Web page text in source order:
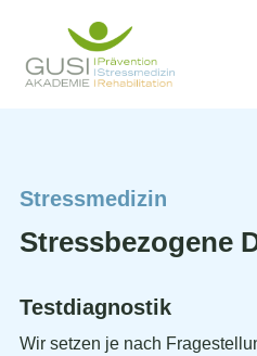
Stressmedizin
Stressbezogene
Testdiagnostik
Wir setzen je nach